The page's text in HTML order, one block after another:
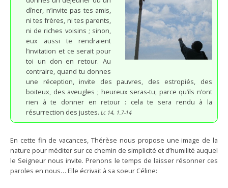
dîner, n’invite pas tes amis,
ni tes frères, ni tes parents,
ni de riches voisins ; sinon,
eux aussi te rendraient
l’invitation et ce serait pour
toi un don en retour. Au
contraire, quand tu donnes
une réception, invite des pauvres, des estropiés, des
boiteux, des aveugles ; heureux seras-tu, parce qu’ils n’ont
rien à te donner en retour : cela te sera rendu à la
résurrection des justes. Lc 14, 1.7-14
En cette fin de vacances, Thérèse nous propose une image de la
nature pour méditer sur ce chemin de simplicité et d’humilité auquel
le Seigneur nous invite. Prenons le temps de laisser résonner ces
paroles en nous… Elle écrivait à sa soeur Céline: